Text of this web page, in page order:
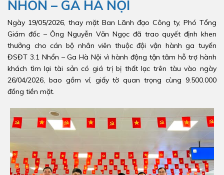
NHỔN – GA HÀ NỘI
Ngày 19/05/2026, thay mặt Ban Lãnh đạo Công ty, Phó Tổng
Giám đốc – Ông Nguyễn Văn Ngọc đã trao quyết định khen
thưởng cho cán bộ nhân viên thuộc đội vận hành ga tuyến
ĐSĐT 3.1 Nhổn – Ga Hà Nội vì hành động tận tâm hỗ trợ hành
khách tìm lại tài sản có giá trị bị thất lạc trên tàu vào ngày
26/04/2026, bao gồm ví, giấy tờ quan trọng cùng 9.500.000
đồng tiền mặt.